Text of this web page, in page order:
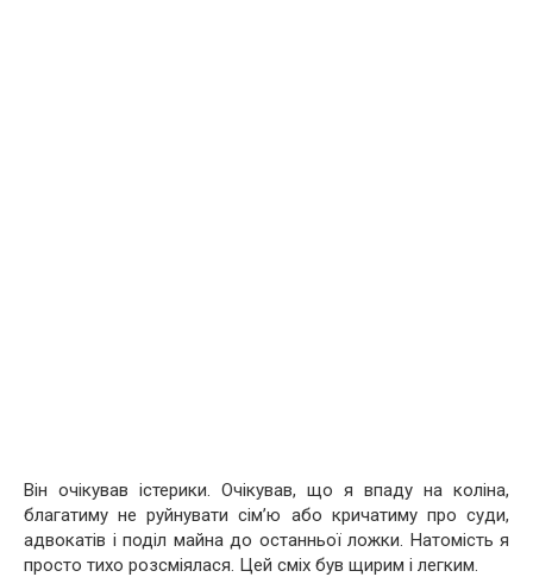
Він очікував істерики. Очікував, що я впаду на коліна,
благатиму не руйнувати сім’ю або кричатиму про суди,
адвокатів і поділ майна до останньої ложки. Натомість я
просто тихо розсміялася. Цей сміх був щирим і легким.